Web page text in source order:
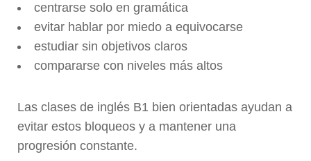
centrarse solo en gramática
evitar hablar por miedo a equivocarse
estudiar sin objetivos claros
compararse con niveles más altos
Las clases de inglés B1 bien orientadas ayudan a
evitar estos bloqueos y a mantener una
progresión constante.